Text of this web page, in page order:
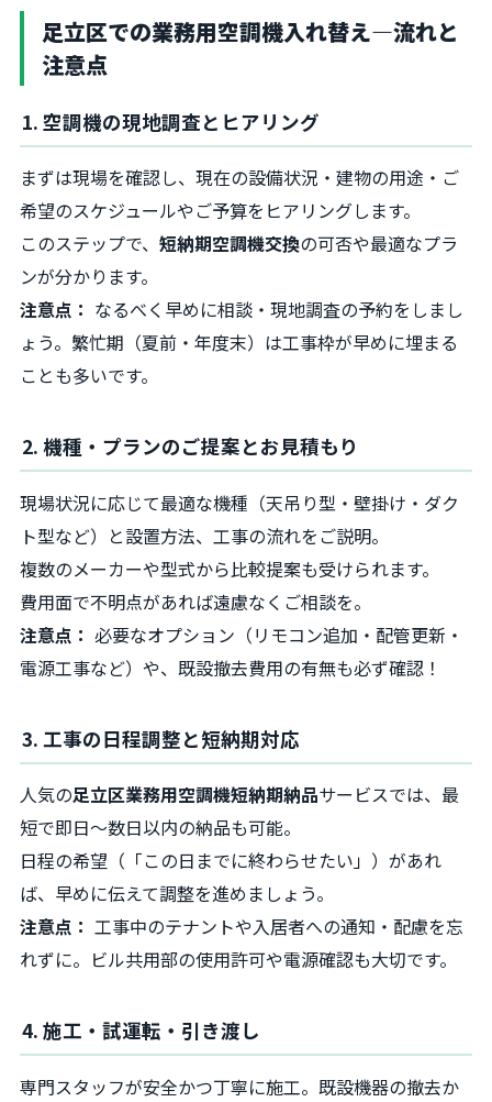
足立区での業務用空調機入れ替え—流れと
注意点
1. 空調機の現地調査とヒアリング
まずは現場を確認し、現在の設備状況・建物の用途・ご
希望のスケジュールやご予算をヒアリングします。
このステップで、 短納期空調機交換の可否や最適なプラ
ンが分かります。
注意点： なるべく早めに相談・現地調査の予約をしまし
ょう。繁忙期（夏前・年度末）は工事枠が早めに埋まる
ことも多いです。
2. 機種・プランのご提案とお見積もり
現場状況に応じて最適な機種（天吊り型・壁掛け・ダク
ト型など）と設置方法、工事の流れをご説明。
複数のメーカーや型式から比較提案も受けられます。
費用面で不明点があれば遠慮なくご相談を。
注意点： 必要なオプション（リモコン追加・配管更新・
電源工事など）や、既設撤去費用の有無も必ず確認！
3. 工事の日程調整と短納期対応
人気の足立区業務用空調機短納期納品サービスでは、最
短で即日〜数日以内の納品も可能。
日程の希望（「この日までに終わらせたい」）があれ
ば、早めに伝えて調整を進めましょう。
注意点： 工事中のテナントや入居者への通知・配慮を忘
れずに。ビル共用部の使用許可や電源確認も大切です。
4. 施工・試運転・引き渡し
専門スタッフが安全かつ丁寧に施工。既設機器の撤去か